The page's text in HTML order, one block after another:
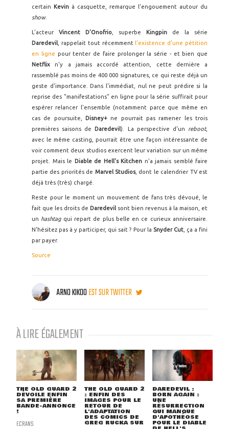
certain
Kevin à casquette, remarque l'engouement autour du
show.
L'acteur Vincent D'Onofrio , superbe Kingpin de la série
Daredevil , rappelait tout récemment l'existence d'une pétition
en ligne pour tenter de faire prolonger la série - et bien que
Netflixn'y a jamais accordé attention, cette dernière a
rassemblé pas moins de 400 000 signatures, ce qui reste déjà un
geste d'importance. Dans l'immédiat, nul ne peut prédire si la
reprise des "manifestations" en ligne pour la série suffirait pour
espérer relancer l'ensemble (notamment parce que même en
cas de poursuite,
Disney+ne pourrait pas ramener les trois
premières saisons de
Daredevil). La perspective d'un reboot,
avec le même casting, pourrait être une façon intéressante de
voir comment deux studios exercent leur variation sur un même
projet. Mais le
Diable de Hell's Kitchen n'a jamais semblé faire
partie des priorités de Marvel Studios, dont le calendrier TV est
déjà très (très) chargé.
Reste pour le moment un mouvement de fans très dévoué, le
fait que les droits de Daredevil sont bien revenus à la maison, et
un hashtag qui repart de plus belle en ce curieux anniversaire.
N'hésitez pas à y participer, qui sait ? Pour la Snyder Cut, ça a fini
par payer.
Source
ARNO KIKOOEST SUR TWITTER
À LIRE ÉGALEMENT
THE OLD GUARD 2
DÉVOILE ENFIN
SA PREMIÈRE
BANDE-ANNONCE
!
ECRANS
THE OLD GUARD 2
: ENFIN DES
IMAGES POUR LE
RETOUR DE
L'ADAPTATION
DES COMICS DE
GREG RUCKA SUR
DAREDEVIL :
BORN AGAIN :
UNE
RÉSURRECTION
QUI MANQUE
D'APOTHÉOSE
POUR LE DIABLE